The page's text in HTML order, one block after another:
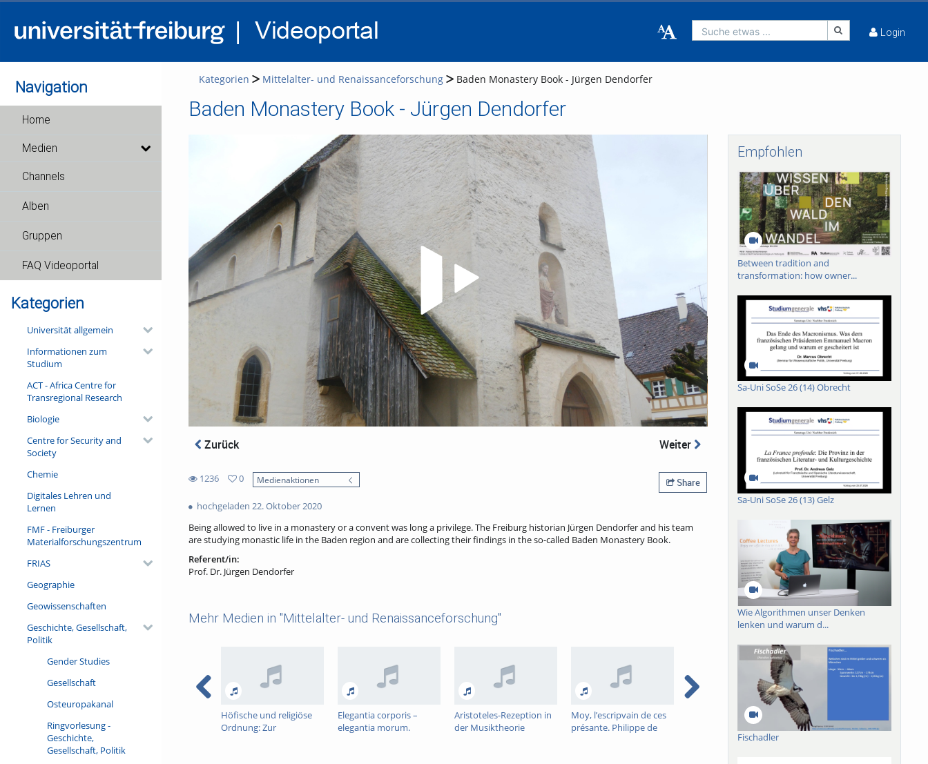
Suche etwas ... Login
Navigation
Home
Medien
Channels
Alben
Gruppen
FAQ Videoportal
Kategorien
Universität allgemein
Informationen zum
Studium
ACT - Africa Centre for
Transregional Research
Biologie
Centre for Security and
Society
Chemie
Digitales Lehren und
Lernen
FMF - Freiburger
Materialforschungszentrum
FRIAS
Geographie
Geowissenschaften
Geschichte, Gesellschaft,
Politik
Gender Studies
Gesellschaft
Osteuropakanal
Ringvorlesung -
Geschichte,
Gesellschaft, Politik
Kategorien Mittelalter- und Renaissanceforschung Baden Monastery Book - Jürgen Dendorfer
Baden Monastery Book - Jürgen Dendorfer
Video abspielen
Zurück Weiter
1236
views
0
favorites
Medienaktionen
Share
hochgeladen 22. Oktober 2020
Being allowed to live in a monastery or a convent was long a privilege. The Freiburg historian Jürgen Dendorfer and his team
are studying monastic life in the Baden region and are collecting their findings in the so-called Baden Monastery Book.
Referent/in:
Prof. Dr. Jürgen Dendorfer
Mehr Medien in "Mittelalter- und Renaissanceforschung"
Höfische und religiöse
Ordnung: Zur
Elegantia corporis –
elegantia morum.
Aristoteles-Rezeption in
der Musiktheorie
Moy, l’escripvain de ces
présante. Philippe de
Text und Kontext :
Erzählmuster und das
Imaginäre im Mittelalter
Medizin am
byzantinischen Kaiserhof
Empfohlen
Between tradition and
transformation: how owner...
Sa-Uni SoSe 26 (14) Obrecht
Sa-Uni SoSe 26 (13) Gelz
Wie Algorithmen unser Denken
lenken und warum d...
Fischadler